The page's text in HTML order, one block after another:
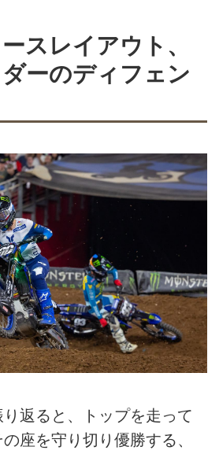
スレイアウト、
ダーのディフェン
返ると、トップを走って
座を守り切り優勝する、